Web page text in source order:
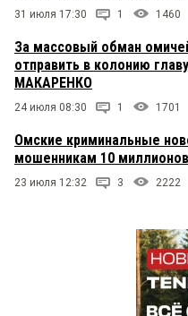
31 июля 17:30 1 1460
За массовый обман
отправить в колонию
МАКАРЕНКО
24 июля 08:30 1 1701
Омские криминальные
мошенникам 10
23 июля 12:32 3 2222